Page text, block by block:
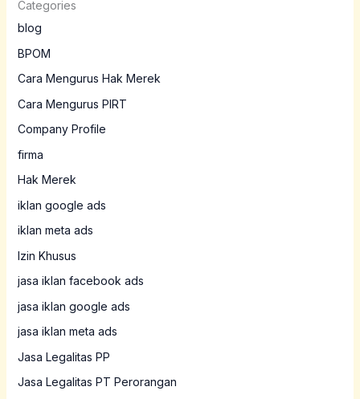
Categories
blog
BPOM
Cara Mengurus Hak Merek
Cara Mengurus PIRT
Company Profile
firma
Hak Merek
iklan google ads
iklan meta ads
Izin Khusus
jasa iklan facebook ads
jasa iklan google ads
jasa iklan meta ads
Jasa Legalitas PP
Jasa Legalitas PT Perorangan